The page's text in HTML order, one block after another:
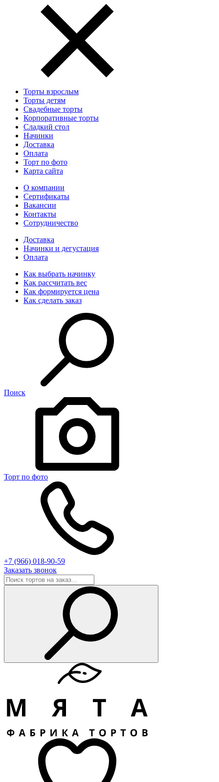
Торты взрослым
Торты детям
Свадебные торты
Корпоративные торты
Сладкий стол
Начинки
Доставка
Оплата
Торт по фото
Карта сайта
О компании
Сертификаты
Вакансии
Контакты
Сотрудничество
Доставка
Начинки и дегустация
Оплата
Как выбрать начинку
Как рассчитать вес
Как формируется цена
Как сделать заказ
Поиск
Торт по фото
+7 (966) 018-90-59
Заказать звонок